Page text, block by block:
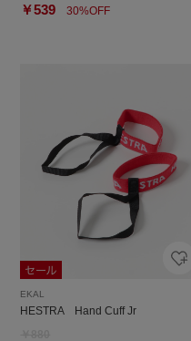
￥539 30%OFF
EKAL
HESTRA Hand Cuff Jr